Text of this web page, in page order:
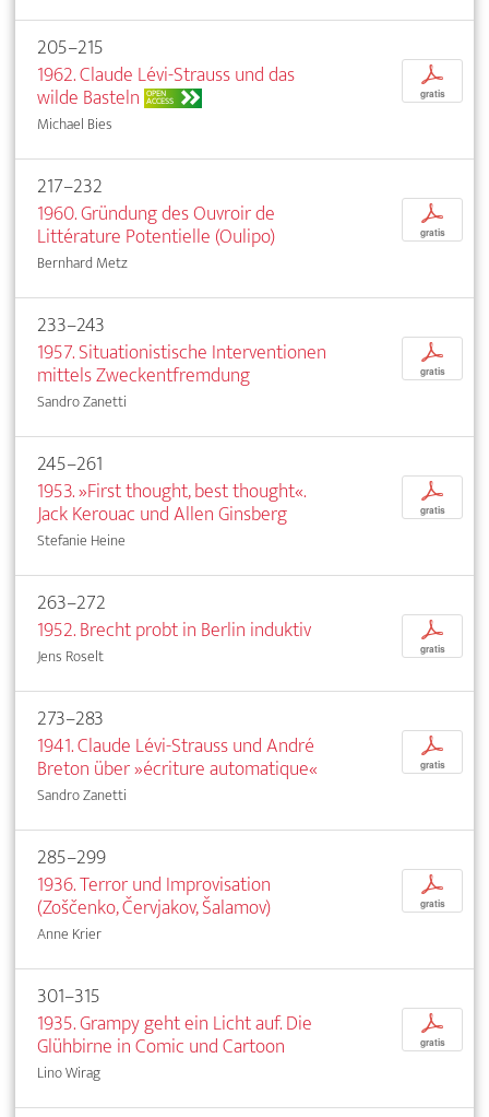
205–215
1962. Claude Lévi-Strauss und das
wilde Basteln OPEN
ACCESS
Michael Bies
p
gratis
217–232
1960. Gründung des Ouvroir de
Littérature Potentielle (Oulipo)
Bernhard Metz
p
gratis
233–243
1957. Situationistische Interventionen
mittels Zweckentfremdung
Sandro Zanetti
p
gratis
245–261
1953. »First thought, best thought«.
Jack Kerouac und Allen Ginsberg
Stefanie Heine
p
gratis
263–272
1952. Brecht probt in Berlin induktiv
Jens Roselt
p
gratis
273–283
1941. Claude Lévi-Strauss und André
Breton über »écriture automatique«
Sandro Zanetti
p
gratis
285–299
1936. Terror und Improvisation
(Zoščenko, Červjakov, Šalamov)
Anne Krier
p
gratis
301–315
1935. Grampy geht ein Licht auf. Die
Glühbirne in Comic und Cartoon
Lino Wirag
p
gratis